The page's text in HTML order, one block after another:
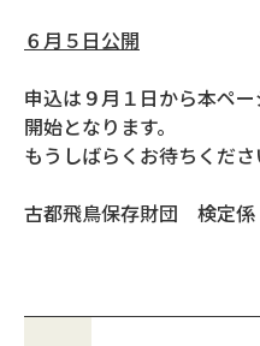
６月５日公開
申込は９月１日から本ペ
開始となります。
もうしばらくお待ちくださ
古都飛鳥保存財団 検定係